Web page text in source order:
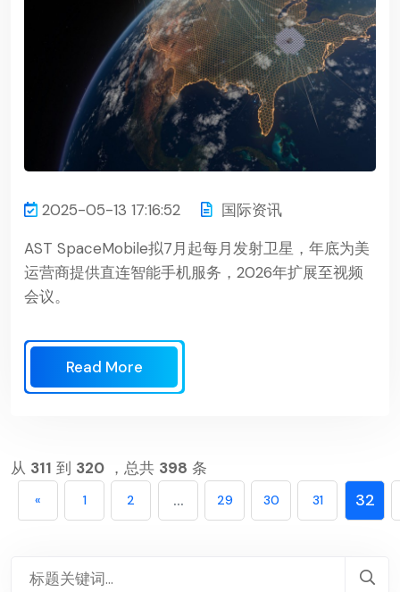
2025-05-13 17:16:52
国际资讯
AST SpaceMobile拟7月起每月发射卫星，年底为美
运营商提供直连智能手机服务，2026年扩展至视频
会议。
Read More
从 311 到 320 ，总共 398 条
« 1 2 ... 29 30 31 32